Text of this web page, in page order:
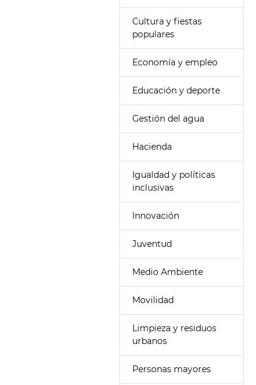
Cultura y fiestas
populares
Economía y empleo
Educación y deporte
Gestión del agua
Hacienda
Igualdad y políticas
inclusivas
Innovación
Juventud
Medio Ambiente
Movilidad
Limpieza y residuos
urbanos
Personas mayores